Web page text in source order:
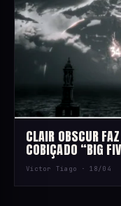
CLAIR OBSCUR
COBIÇADO “BIG
Victor Tiago ·18/04